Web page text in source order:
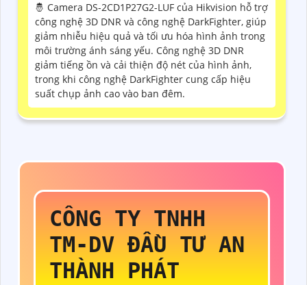
🤴 Camera DS-2CD1P27G2-LUF của Hikvision hỗ trợ
công nghệ 3D DNR và công nghệ DarkFighter, giúp
giảm nhiễu hiệu quả và tối ưu hóa hình ảnh trong
môi trường ánh sáng yếu. Công nghệ 3D DNR
giảm tiếng ồn và cải thiện độ nét của hình ảnh,
trong khi công nghệ DarkFighter cung cấp hiệu
suất chụp ảnh cao vào ban đêm.
CÔNG TY TNHH
TM-DV ĐẦU TƯ AN
THÀNH PHÁT